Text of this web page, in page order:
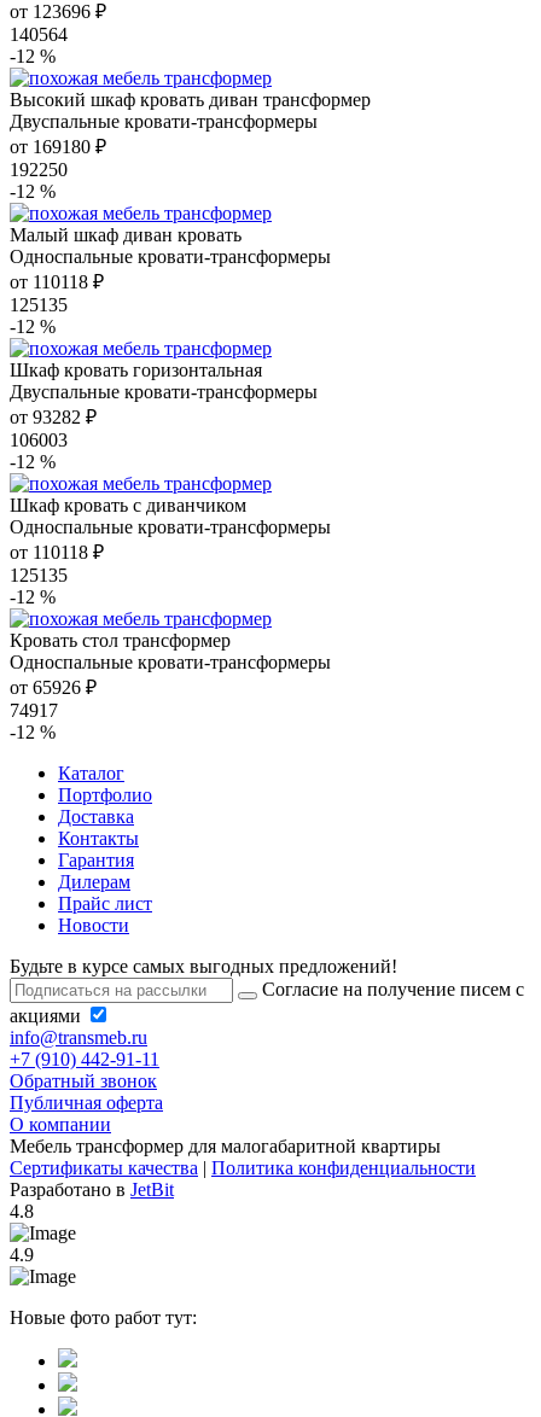
от 123696 ₽
140564
-12 %
Высокий шкаф кровать диван трансформер
Двуспальные кровати-трансформеры
от 169180 ₽
192250
-12 %
Малый шкаф диван кровать
Односпальные кровати-трансформеры
от 110118 ₽
125135
-12 %
Шкаф кровать горизонтальная
Двуспальные кровати-трансформеры
от 93282 ₽
106003
-12 %
Шкаф кровать с диванчиком
Односпальные кровати-трансформеры
от 110118 ₽
125135
-12 %
Кровать стол трансформер
Односпальные кровати-трансформеры
от 65926 ₽
74917
-12 %
Каталог
Портфолио
Доставка
Контакты
Гарантия
Дилерам
Прайс лист
Новости
Будьте в курсе самых выгодных предложений!
Согласие на получение писем с
акциями
info@transmeb.ru
+7 (910) 442-91-11
Обратный звонок
Публичная оферта
О компании
Мебель трансформер для малогабаритной квартиры
Сертификаты качества | Политика конфиденциальности
Разработано в JetBit
4.8
4.9
Новые фото работ тут: